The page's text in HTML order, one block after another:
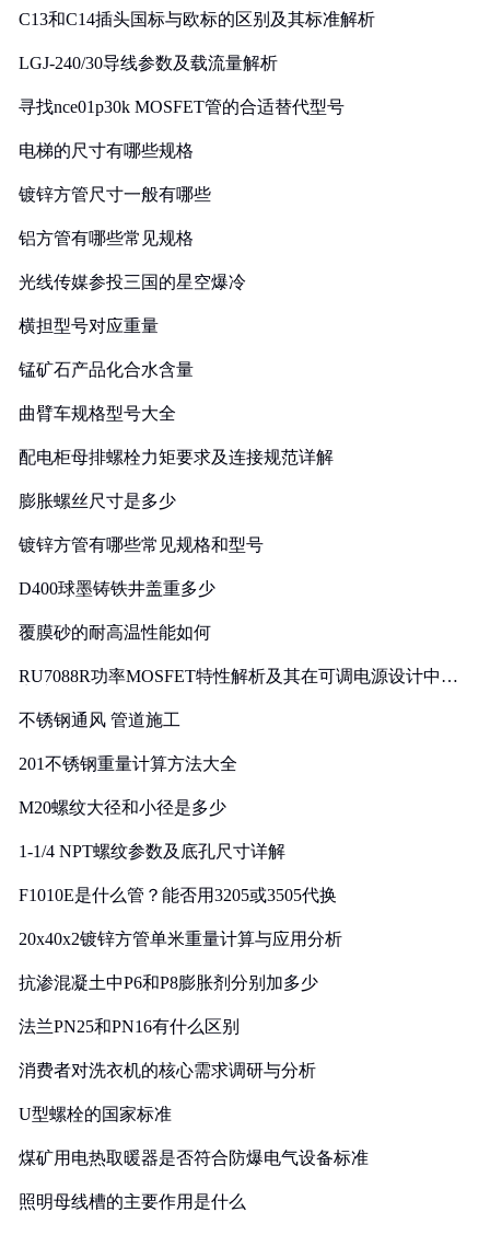
C13和C14插头国标与欧标的区别及其标准解析
LGJ-240/30导线参数及载流量解析
寻找nce01p30k MOSFET管的合适替代型号
电梯的尺寸有哪些规格
镀锌方管尺寸一般有哪些
铝方管有哪些常见规格
光线传媒参投三国的星空爆冷
横担型号对应重量
锰矿石产品化合水含量
曲臂车规格型号大全
配电柜母排螺栓力矩要求及连接规范详解
膨胀螺丝尺寸是多少
镀锌方管有哪些常见规格和型号
D400球墨铸铁井盖重多少
覆膜砂的耐高温性能如何
RU7088R功率MOSFET特性解析及其在可调电源设计中的
不锈钢通风 管道施工
201不锈钢重量计算方法大全
M20螺纹大径和小径是多少
1-1/4 NPT螺纹参数及底孔尺寸详解
F1010E是什么管？能否用3205或3505代换
20x40x2镀锌方管单米重量计算与应用分析
抗渗混凝土中P6和P8膨胀剂分别加多少
法兰PN25和PN16有什么区别
消费者对洗衣机的核心需求调研与分析
U型螺栓的国家标准
煤矿用电热取暖器是否符合防爆电气设备标准
照明母线槽的主要作用是什么